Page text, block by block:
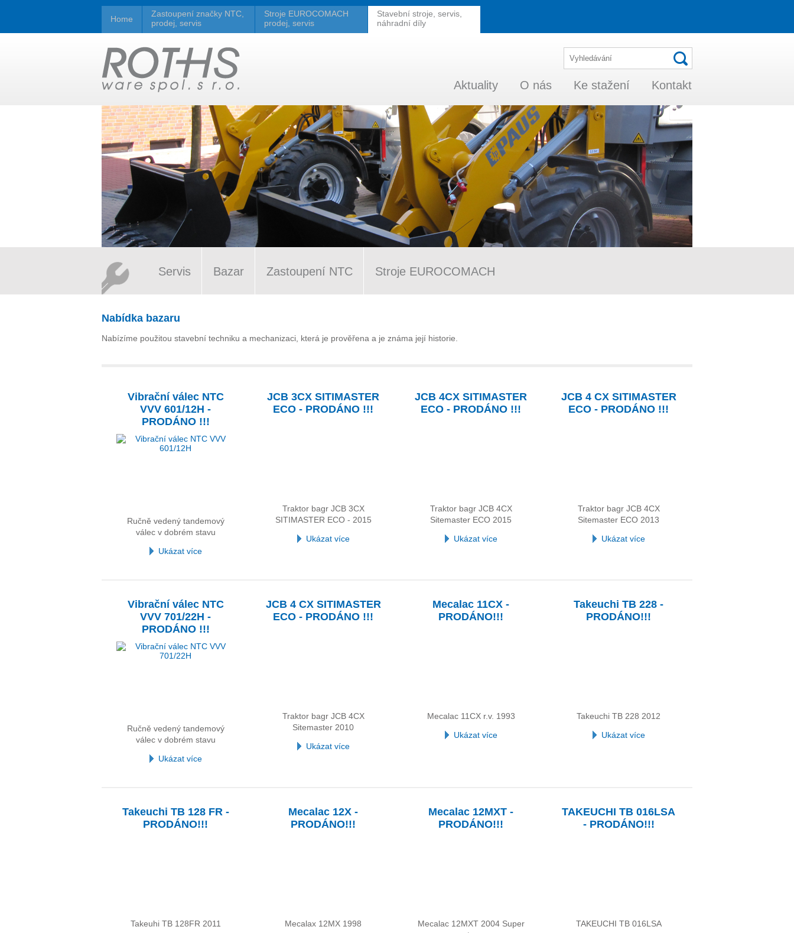
Home
Zastoupení značky NTC,
prodej, servis
Stroje EUROCOMACH
prodej, servis
Stavební stroje, servis,
náhradní díly
Aktuality O nás Ke stažení Kontakt
Servis Bazar Zastoupení NTC Stroje EUROCOMACH
Nabídka bazaru
Nabízíme použitou stavební techniku a mechanizaci, která je prověřena a je známa její historie.
Vibrační válec NTC
VVV 601/12H -
PRODÁNO !!!
Ručně vedený tandemový
válec v dobrém stavu
Ukázat více
JCB 3CX SITIMASTER
ECO - PRODÁNO !!!
Traktor bagr JCB 3CX
SITIMASTER ECO - 2015
Ukázat více
JCB 4CX SITIMASTER
ECO - PRODÁNO !!!
Traktor bagr JCB 4CX
Sitemaster ECO 2015
Ukázat více
JCB 4 CX SITIMASTER
ECO - PRODÁNO !!!
Traktor bagr JCB 4CX
Sitemaster ECO 2013
Ukázat více
Vibrační válec NTC
VVV 701/22H -
PRODÁNO !!!
Ručně vedený tandemový
válec v dobrém stavu
Ukázat více
JCB 4 CX SITIMASTER
ECO - PRODÁNO !!!
Traktor bagr JCB 4CX
Sitemaster 2010
Ukázat více
Mecalac 11CX -
PRODÁNO!!!
Mecalac 11CX r.v. 1993
Ukázat více
Takeuchi TB 228 -
PRODÁNO!!!
Takeuchi TB 228 2012
Ukázat více
Takeuchi TB 128 FR -
PRODÁNO!!!
Takeuhi TB 128FR 2011
Mecalac 12X -
PRODÁNO!!!
Mecalax 12MX 1998
Mecalac 12MXT -
PRODÁNO!!!
Mecalac 12MXT 2004 Super
TAKEUCHI TB 016LSA
- PRODÁNO!!!
TAKEUCHI TB 016LSA